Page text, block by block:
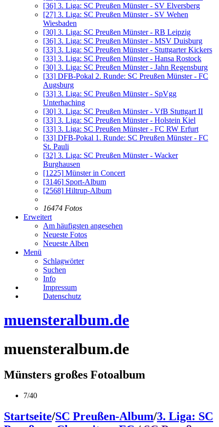
[36] 3. Liga: SC Preußen Münster - SV Elversberg
[27] 3. Liga: SC Preußen Münster - SV Wehen
Wiesbaden
[30] 3. Liga: SC Preußen Münster - RB Leipzig
[36] 3. Liga: SC Preußen Münster - MSV Duisburg
[33] 3. Liga: SC Preußen Münster - Stuttgarter Kickers
[33] 3. Liga: SC Preußen Münster - Hansa Rostock
[30] 3. Liga: SC Preußen Münster - Jahn Regensburg
[33] DFB-Pokal 2. Runde: SC Preußen Münster - FC
Augsburg
[33] 3. Liga: SC Preußen Münster - SpVgg
Unterhaching
[30] 3. Liga: SC Preußen Münster - VfB Stuttgart II
[33] 3. Liga: SC Preußen Münster - Holstein Kiel
[33] 3. Liga: SC Preußen Münster - FC RW Erfurt
[33] DFB-Pokal 1. Runde: SC Preußen Münster - FC
St. Pauli
[32] 3. Liga: SC Preußen Münster - Wacker
Burghausen
[1225] Münster in Concert
[3146] Sport-Album
[2568] Hiltrup-Album
16474 Fotos
Erweitert
Am häufigsten angesehen
Neueste Fotos
Neueste Alben
Menü
Schlagwörter
Suchen
Info
Impressum
Datenschutz
muensteralbum.de
muensteralbum.de
Münsters großes Fotoalbum
7/40
Startseite/SC Preußen-Album/3. Liga: SC